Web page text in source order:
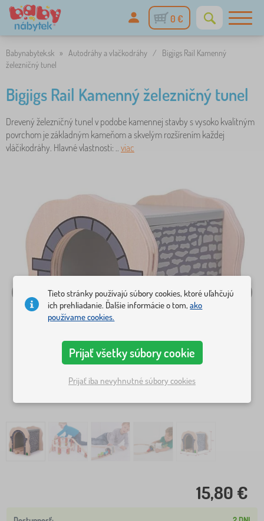
0 €
Babynabytek.sk » Autodráhy a vlačkodráhy /
Bigjigs Rail Kamenný
železničný tunel
Bigjigs Rail Kamenný železničný tunel
Drevený železničný tunel v podobe kamennej stavby s vysoko kvalitným
povrchom je základným kameňom a skvelým rozšírením každej
vláčikodráhy. Hlavné vlastnosti: .. viac
15,80 €
Tieto stránky používajú súbory cookies, ktoré uľahčujú
ich prehliadanie. Ďalšie informácie o tom,ako
používame cookies.
Prijať všetky súbory cookie
Prijať iba nevyhnutné súbory cookies